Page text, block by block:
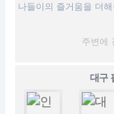
나들이의 즐거움을 더
주변에
대구